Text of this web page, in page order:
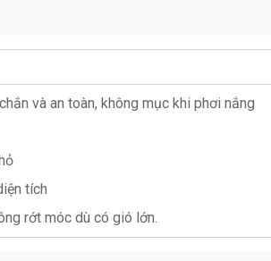
và an toàn, không mục khi phơi nắng
tích
rớt móc dù có gió lớn.